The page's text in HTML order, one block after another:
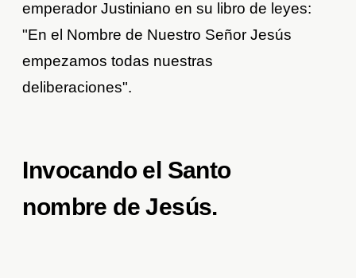
emperador Justiniano en su libro de leyes:
"En el Nombre de Nuestro Señor Jesús
empezamos todas nuestras
deliberaciones".
Invocando el Santo
nombre de Jesús.